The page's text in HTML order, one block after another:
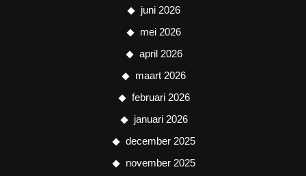
juni 2026
mei 2026
april 2026
maart 2026
februari 2026
januari 2026
december 2025
november 2025